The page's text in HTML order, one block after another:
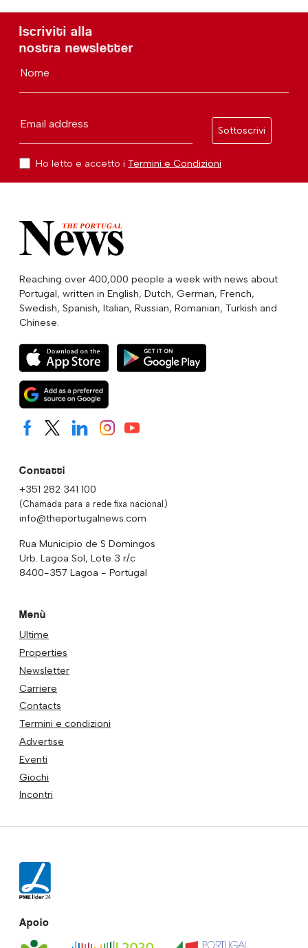
Iscriviti alla
nostra newsletter
Nome
Email address
Sottoscrivi
Ho letto e accetto i Termini e Condizioni
Reaching over 400,000 people a week with news about
Portugal, written in English, Dutch, German, French,
Swedish, Spanish, Italian, Russian, Romanian, Turkish and
Chinese.
Contatti
+351 282 341 100
(Chamada para a rede fixa nacional)
info@theportugalnews.com
Rua Municipio de S Domingos
Urb. Lagoa Sol, Lote 3 r/c
8400-357 Lagoa - Portugal
Menù
Ultime
Properties
Newsletter
Carriere
Contacts
Termini e condizioni
Advertise
Eventi
Giochi
Incontri
Apoio